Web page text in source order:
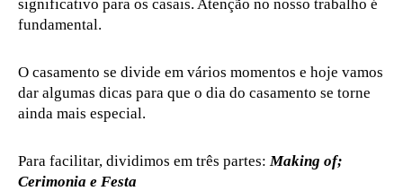
significativo para os casais. Atenção no nosso trabalho é
fundamental.
O casamento se divide em vários momentos e hoje vamos
dar algumas dicas para que o dia do casamento se torne
ainda mais especial.
Para facilitar, dividimos em três partes: Making of;
Cerimonia e Festa